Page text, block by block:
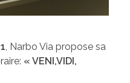
, Narbo Via propose sa
« VENI,VIDI,